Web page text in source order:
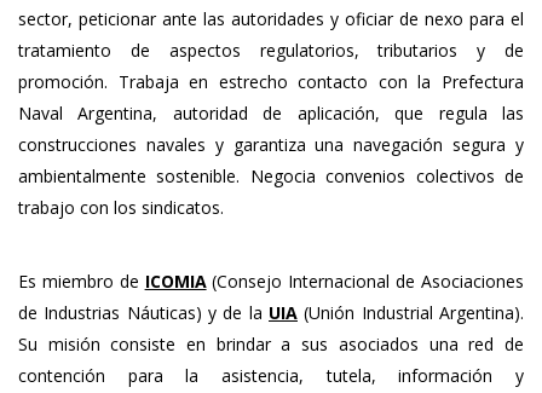
sector, peticionar ante las autoridades y oficiar de nexo para el
tratamiento de aspectos regulatorios, tributarios y de
promoción. Trabaja en estrecho contacto con la Prefectura
Naval Argentina, autoridad de aplicación, que regula las
construcciones navales y garantiza una navegación segura y
ambientalmente sostenible. Negocia convenios colectivos de
trabajo con los sindicatos.
Es miembro de ICOMIA (Consejo Internacional de Asociaciones
de Industrias Náuticas) y de la UIA (Unión Industrial Argentina).
Su misión consiste en brindar a sus asociados una red de
contención para la asistencia, tutela, información y